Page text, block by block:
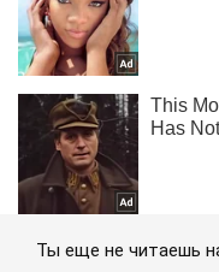
Ты еще не читаешь